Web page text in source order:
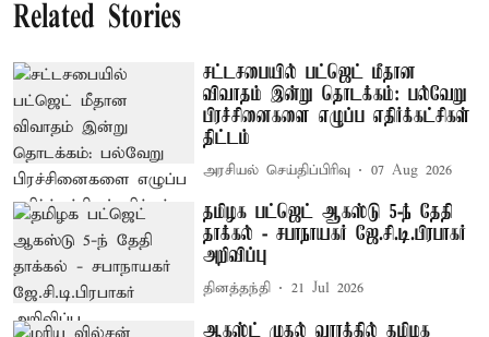
Related Stories
சட்டசபையில் பட்ஜெட் மீதான
விவாதம் இன்று தொடக்கம்: பல்வேறு
பிரச்சினைகளை எழுப்ப எதிர்க்கட்சிகள்
திட்டம்
அரசியல் செய்திப்பிரிவு 07 Aug 2026
தமிழக பட்ஜெட் ஆகஸ்டு 5-ந் தேதி
தாக்கல் - சபாநாயகர் ஜே.சி.டி.பிரபாகர்
அறிவிப்பு
தினத்தந்தி 21 Jul 2026
ஆகஸ்ட் முதல் வாரத்தில் தமிழக